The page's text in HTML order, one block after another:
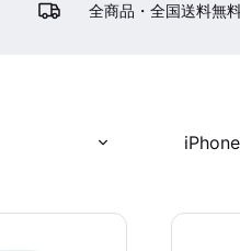
全商品・全国送料無